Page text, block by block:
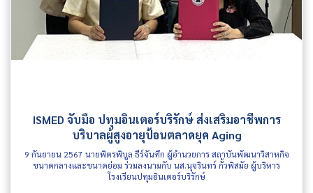
ISMED จับมือ ปทุมอินเตอร์บริรักษ์ ส่งเสริมอาชีพการ
บริบาลผู้สูงอายุป้อนตลาดยุค Aging
9 กันยายน 2567 นายพิตรพิบูล ธีร์จันทึก ผู้อำนวยการ สถาบันพัฒนาวิสาหกิจ
ขนาดกลางและขนาดย่อม ร่วมลงนามกับ นส.นุจรินทร์ กั้วพิสมัย ผู้บริหาร
โรงเรียนปทุมอินเตอร์บริรักษ์